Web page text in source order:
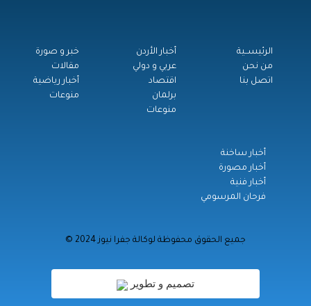
الرئيســية
من نحن
اتصل بنا
أخبار الأردن
عربي و دولي
اقتصاد
برلمان
منوعات
خبر و صورة
مقالات
أخبار رياضية
منوعات
أخبار ساخنة
أخبار مصورة
أخبار فنية
فرحان المرسومي
© جميع الحقوق محفوظة لوكالة جفرا نيوز 2024
تصميم و تطوير